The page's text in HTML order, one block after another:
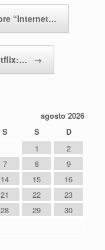
“Internet…
→
agosto 2026
S S
D
1
2
7 8
9
14 15
16
21 22
23
28 29
30